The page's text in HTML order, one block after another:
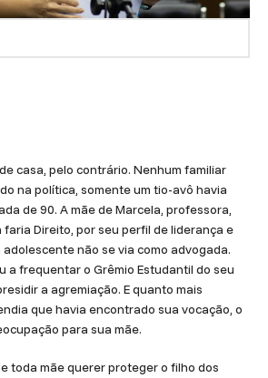
casa, pelo contrário. Nenhum familiar
na política, somente um tio-avô havia
de 90. A mãe de Marcela, professora,
Direito, por seu perfil de liderança e
não se via como advogada.
a frequentar o Grêmio Estudantil do seu
a agremiação. E quanto mais
que havia encontrado sua vocação, o
para sua mãe.
toda mãe querer proteger o filho dos